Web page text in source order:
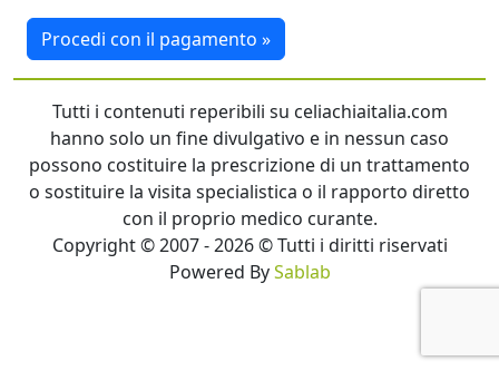
Procedi con il pagamento »
Tutti i contenuti reperibili su celiachiaitalia.com
hanno solo un fine divulgativo e in nessun caso
possono costituire la prescrizione di un trattamento
o sostituire la visita specialistica o il rapporto diretto
con il proprio medico curante.
Copyright © 2007 - 2026 © Tutti i diritti riservati
Powered BySablab